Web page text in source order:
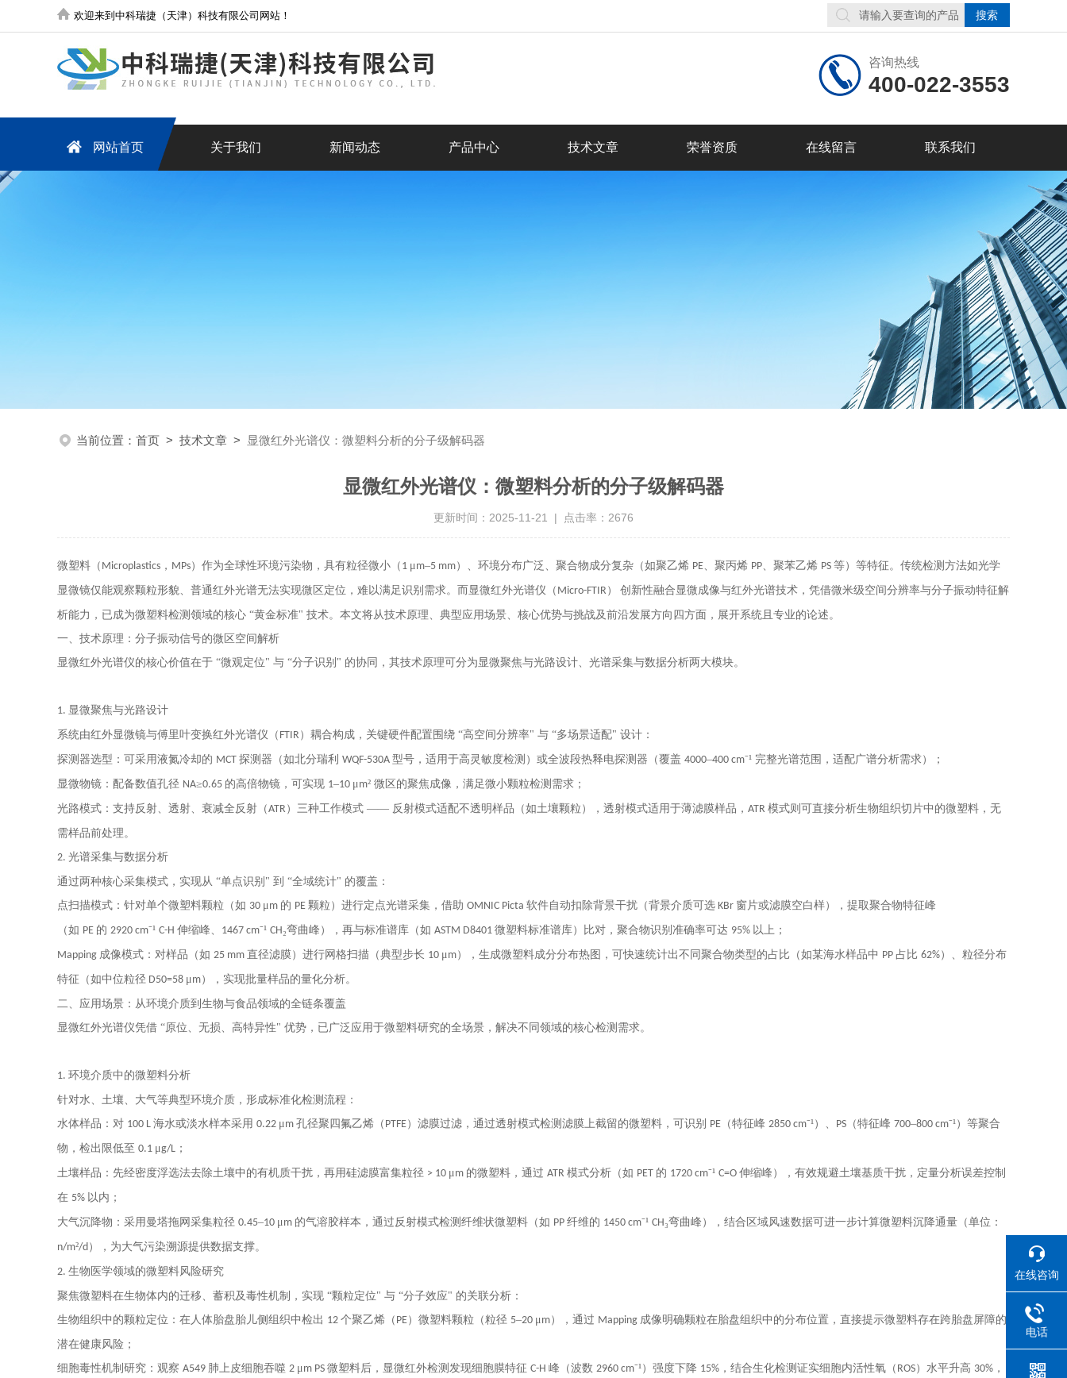
欢迎来到中科瑞捷（天津）科技有限公司网站！
咨询热线
400-022-3553
网站首页 关于我们 新闻动态 产品中心 技术文章 荣誉资质 在线留言 联系我们
当前位置： 首页 > 技术文章 > 显微红外光谱仪：微塑料分析的分子级解码器
显微红外光谱仪：微塑料分析的分子级解码器
更新时间：2025-11-21 | 点击率：2676
微塑料（ Microplastics ， MPs）作为全球性环境污染物，具有粒径微小（ 1 μm–5 mm）、环境分布广泛、聚合物成分复杂（如聚乙烯 PE、聚丙烯 PP、聚苯乙烯 PS 等）等特征。传统检测方法如光学
显微镜仅能观察颗粒形貌、普通红外光谱无法实现微区定位，难以满足识别需求。而显微红外光谱仪（ Micro-FTIR ） 创新性融合显微成像与红外光谱技术，凭借微米级空间分辨率与分子振动特征解
析能力，已成为微塑料检测领域的核心 “黄金标准" 技术。本文将从技术原理、典型应用场景、核心优势与挑战及前沿发展方向四方面，展开系统且专业的论述。
一、技术原理：分子振动信号的微区空间解析
显微红外光谱仪的核心价值在于 “微观定位" 与 “分子识别" 的协同，其技术原理可分为显微聚焦与光路设计、光谱采集与数据分析两大模块。
1. 显微聚焦与光路设计
系统由红外显微镜与傅里叶变换红外光谱仪（ FTIR ）耦合构成，关键硬件配置围绕 “高空间分辨率" 与 “多场景适配" 设计：
探测器选型：可采用液氮冷却的 MCT 探测器（如北分瑞利 WQF-530A 型号，适用于高灵敏度检测）或全波段热释电探测器（覆盖 4000–400 cm⁻¹ 完整光谱范围，适配广谱分析需求）；
显微物镜：配备数值孔径 NA≥0.65 的高倍物镜，可实现 1–10 μm² 微区的聚焦成像，满足微小颗粒检测需求；
光路模式：支持反射、透射、衰减全反射（ATR ）三种工作模式 —— 反射模式适配不透明样品（如土壤颗粒），透射模式适用于薄滤膜样品， ATR 模式则可直接分析生物组织切片中的微塑料，无
需样品前处理。
2. 光谱采集与数据分析
通过两种核心采集模式，实现从 “单点识别" 到 “全域统计" 的覆盖：
点扫描模式：针对单个微塑料颗粒（如 30 μm 的 PE 颗粒）进行定点光谱采集，借助 OMNIC Picta 软件自动扣除背景干扰（背景介质可选 KBr 窗片或滤膜空白样），提取聚合物特征峰
（如 PE 的 2920 cm⁻¹ C-H 伸缩峰、 1467 cm⁻¹ CH₂弯曲峰），再与标准谱库（如 ASTM D8401 微塑料标准谱库）比对，聚合物识别准确率可达 95% 以上；
Mapping 成像模式：对样品（如 25 mm 直径滤膜）进行网格扫描（典型步长 10 μm），生成微塑料成分分布热图，可快速统计出不同聚合物类型的占比（如某海水样品中 PP 占比 62%）、粒径分布
特征（如中位粒径 D50=58 μm），实现批量样品的量化分析。
二、应用场景：从环境介质到生物与食品领域的全链条覆盖
显微红外光谱仪凭借 “原位、无损、高特异性" 优势，已广泛应用于微塑料研究的全场景，解决不同领域的核心检测需求。
1. 环境介质中的微塑料分析
针对水、土壤、大气等典型环境介质，形成标准化检测流程：
水体样品：对 100 L 海水或淡水样本采用 0.22 μm 孔径聚四氟乙烯（ PTFE）滤膜过滤，通过透射模式检测滤膜上截留的微塑料，可识别 PE （特征峰 2850 cm⁻¹）、 PS （特征峰 700–800 cm⁻¹）等聚合
物，检出限低至 0.1 μg/L ；
土壤样品：先经密度浮选法去除土壤中的有机质干扰，再用硅滤膜富集粒径 > 10 μm 的微塑料，通过 ATR 模式分析（如 PET 的 1720 cm⁻¹ C=O 伸缩峰），有效规避土壤基质干扰，定量分析误差控制
在 5% 以内；
大气沉降物：采用曼塔拖网采集粒径 0.45–10 μm 的气溶胶样本，通过反射模式检测纤维状微塑料（如 PP 纤维的 1450 cm⁻¹ CH₃弯曲峰），结合区域风速数据可进一步计算微塑料沉降通量（单位：
n/m²/d），为大气污染溯源提供数据支撑。
2. 生物医学领域的微塑料风险研究
聚焦微塑料在生物体内的迁移、蓄积及毒性机制，实现 “颗粒定位" 与 “分子效应" 的关联分析：
生物组织中的颗粒定位：在人体胎盘胎儿侧组织中检出 12 个聚乙烯（ PE）微塑料颗粒（粒径 5–20 μm），通过 Mapping 成像明确颗粒在胎盘组织中的分布位置，直接提示微塑料存在跨胎盘屏障的
潜在健康风险；
细胞毒性机制研究：观察 A549 肺上皮细胞吞噬 2 μm PS 微塑料后，显微红外检测发现细胞膜特征 C-H 峰（波数 2960 cm⁻¹）强度下降 15% ，结合生化检测证实细胞内活性氧（ ROS）水平升高 30% ，
在线咨询
电话